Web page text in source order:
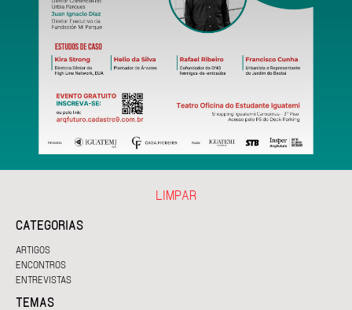
CATEGORIAS
ARTIGOS
ENCONTROS
ENTREVISTAS
TEMAS
LIMPAR